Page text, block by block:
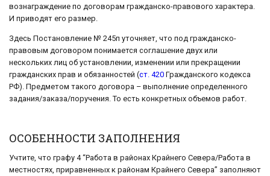
вознаграждение по договорам гражданско-правового характера.
И приводят его размер.
Здесь Постановление № 245п уточняет, что под гражданско-
правовым договором понимается соглашение двух или
нескольких лиц об установлении, изменении или прекращении
гражданских прав и обязанностей (ст. 420 Гражданского кодекса
РФ). Предметом такого договора – выполнение определенного
задания/заказа/поручения. То есть конкретных объемов работ.
ОСОБЕННОСТИ ЗАПОЛНЕНИЯ
Учтите, что графу 4 “Работа в районах Крайнего Севера/Работа в
местностях, приравненных к районам Крайнего Севера” заполняют